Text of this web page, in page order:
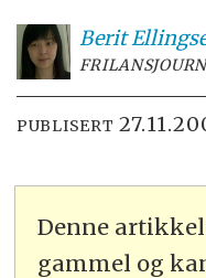
Berit
PUBLISERT
Denne
gammel og